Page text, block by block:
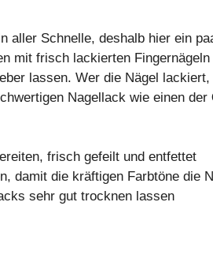
aller Schnelle, deshalb hier ein
mit frisch lackierten
lassen. Wer die Nägel
Nagellack wie einen der
frisch gefeilt und entfettet
damit die kräftigen Farbtöne die
sehr gut trocknen lassen